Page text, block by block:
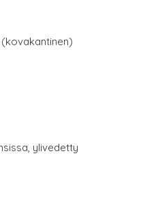
ylivedetty